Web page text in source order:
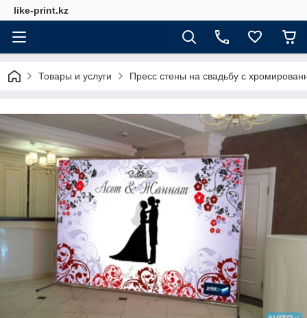
like-print.kz
Товары и услуги Пресс стены на свадьбу с